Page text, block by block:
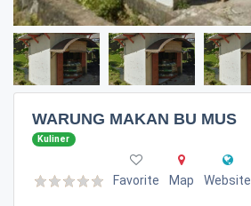
WARUNG MAKAN BU MUS
Kuliner
Favorite Map Website